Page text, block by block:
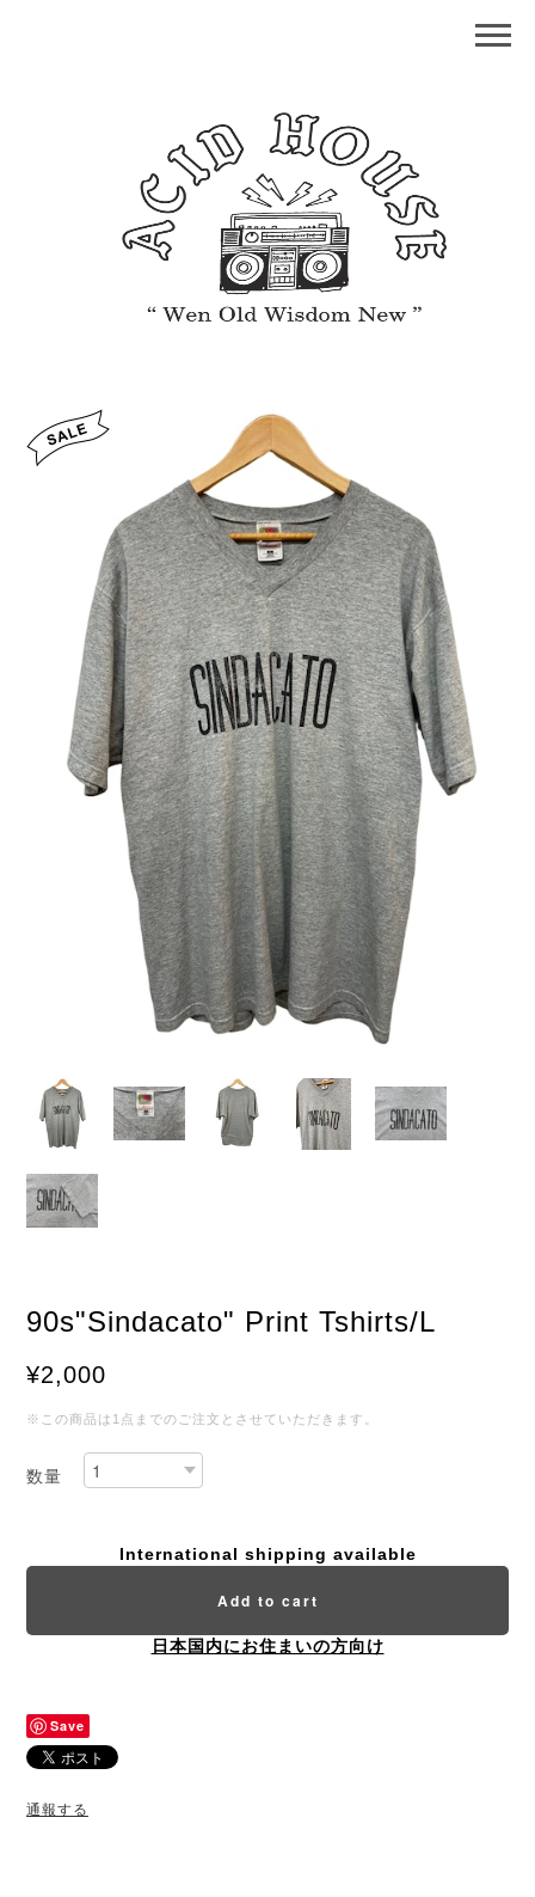
90s"Sindacato" Print Tshirts/L
¥2,000
※この商品は1点までのご注文とさせていただきます。
数量
International shipping available
Add to cart
日本国内にお住まいの方向け
Save
通報する